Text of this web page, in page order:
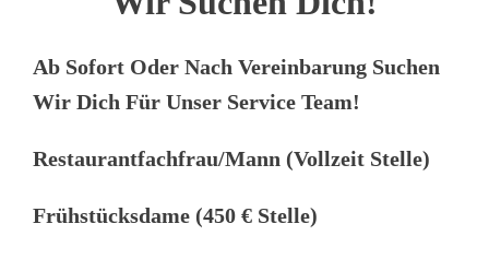
Ab Sofort Oder Nach Vereinbarung Suchen
Wir Dich Für Unser Service Team!
Restaurantfachfrau/mann (Vollzeit Stelle)
Frühstücksdame (450 € Stelle)